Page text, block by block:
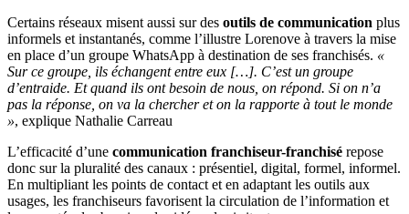
Certains réseaux misent aussi sur des outils de communication plus
informels et instantanés, comme l’illustre Lorenove à travers la mise
en place d’un groupe WhatsApp à destination de ses franchisés. «
Sur ce groupe, ils échangent entre eux […]. C’est un groupe
d’entraide. Et quand ils ont besoin de nous, on répond. Si on n’a
pas la réponse, on va la chercher et on la rapporte à tout le monde
», explique Nathalie Carreau
L’efficacité d’une communication franchiseur-franchisé repose
donc sur la pluralité des canaux : présentiel, digital, formel, informel.
En multipliant les points de contact et en adaptant les outils aux
usages, les franchiseurs favorisent la circulation de l’information et